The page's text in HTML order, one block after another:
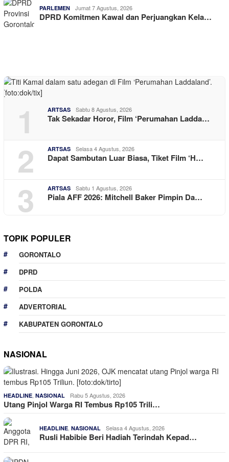
PARLEMEN Jumat 7 Agustus, 2026
DPRD Komitmen Kawal dan Perjuangkan Kela…
1 ARTSAS Sabtu 8 Agustus, 2026
Tak Sekadar Horor, Film ‘Perumahan Ladda…
2 ARTSAS Selasa 4 Agustus, 2026
Dapat Sambutan Luar Biasa, Tiket Film ‘H…
3 ARTSAS Sabtu 1 Agustus, 2026
Piala AFF 2026: Mitchell Baker Pimpin Da…
TOPIK POPULER
GORONTALO
DPRD
POLDA
ADVERTORIAL
KABUPATEN GORONTALO
NASIONAL
HEADLINE NASIONAL Rabu 5 Agustus, 2026
Utang Pinjol Warga RI Tembus Rp105 Trili…
HEADLINE NASIONAL Selasa 4 Agustus, 2026
Rusli Habibie Beri Hadiah Terindah Kepad…